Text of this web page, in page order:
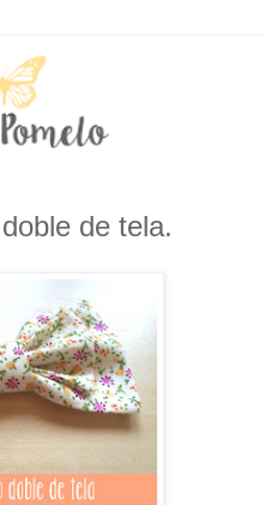
de tela.